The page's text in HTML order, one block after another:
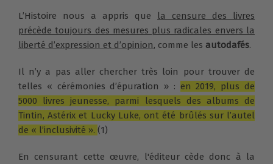
L’Histoire nous a appris que
la censure des livres
précède toujours des mesures plus radicales envers la
liberté d’expression et d’opinion, comme les autodafés.
Il n’y a pas aller chercher très loin pour trouver de
telles « cérémonies d’épuration » : en 2019, plus de
5000 livres jeunesse, parmi lesquels des albums de
Tintin, Astérix et Lucky Luke, ont été brûlés sur l’autel
de « l’inclusivité ». (1)
En censurant cette œuvre, l'éditeur cède donc à la